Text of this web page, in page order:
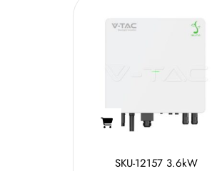
SKU-12157 3.6kW